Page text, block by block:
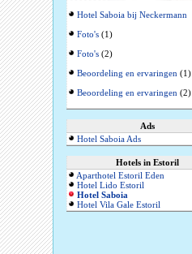
Hotel Saboia bij Neckermann
Foto's (1)
Foto's (2)
Beoordeling en ervaringen (1)
Beoordeling en ervaringen (2)
Ads
Hotel Saboia Ads
Hotels in Estoril
Aparthotel Estoril Eden
Hotel Lido Estoril
Hotel Saboia
Hotel Vila Gale Estoril